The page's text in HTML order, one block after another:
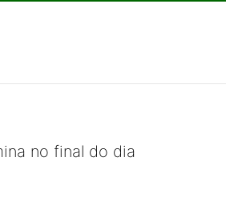
no final do dia